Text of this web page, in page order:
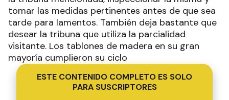
tomar las medidas pertinentes antes de que sea
tarde para lamentos. También deja bastante que
desear la tribuna que utiliza la parcialidad
visitante. Los tablones de madera en su gran
mayoría cumplieron su ciclo
ESTE CONTENIDO COMPLETO ES SOLO
PARA SUSCRIPTORES